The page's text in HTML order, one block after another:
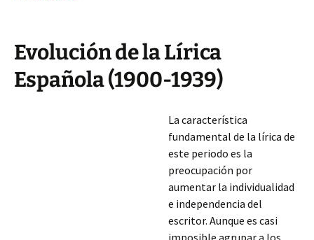
Evolución de la Lírica
Española (1900-1939)
La característica
fundamental de la lírica de
este periodo es la
preocupación por
aumentar la individualidad
e independencia del
escritor. Aunque es casi
imposible agrupar a los